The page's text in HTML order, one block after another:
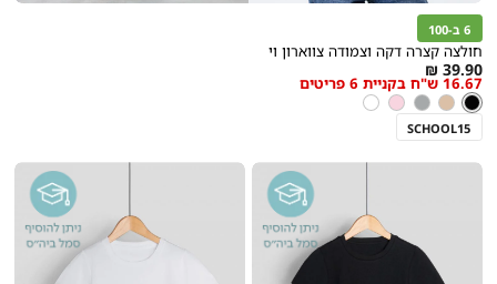
6 ב-100
חולצה קצרה דקה וצמודה צווארון וי
As
low
as
39.90 ₪
16.67 ש"ח בקניית 6 פריטים
צבע
שחור
שחורניוד אפורורוד
בהיר
לבן
SCHOOL15